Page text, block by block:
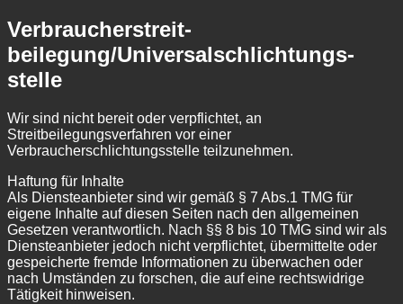
Verbraucher­streit­
beilegung/Universal­schlichtungs­
stelle
Wir sind nicht bereit oder verpflichtet, an
Streitbeilegungsverfahren vor einer
Verbraucherschlichtungsstelle teilzunehmen.
Haftung für Inhalte
Als Diensteanbieter sind wir gemäß § 7 Abs.1 TMG für
eigene Inhalte auf diesen Seiten nach den allgemeinen
Gesetzen verantwortlich. Nach §§ 8 bis 10 TMG sind wir als
Diensteanbieter jedoch nicht verpflichtet, übermittelte oder
gespeicherte fremde Informationen zu überwachen oder
nach Umständen zu forschen, die auf eine rechtswidrige
Tätigkeit hinweisen.